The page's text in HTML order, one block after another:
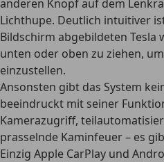
anderen Knopf auf dem
Lichthupe. Deutlich intuitiver
Bildschirm abgebildeten Tesla
unten oder oben zu ziehen,
einzustellen.
Ansonsten gibt das System
beeindruckt mit seiner
Kamerazugriff,
prasselnde Kaminfeuer – es
Einzig Apple CarPlay und